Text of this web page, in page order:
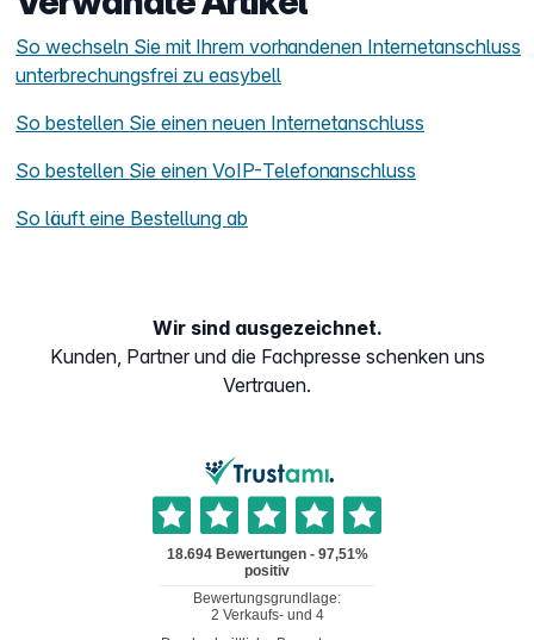
So wechseln Sie mit Ihrem vorhandenen Internetanschluss
unterbrechungsfrei zu easybell
So bestellen Sie einen neuen Internetanschluss
So bestellen Sie einen VoIP-Telefonanschluss
So läuft eine Bestellung ab
Wir sind ausgezeichnet.
Kunden, Partner und die Fachpresse schenken uns
Vertrauen.